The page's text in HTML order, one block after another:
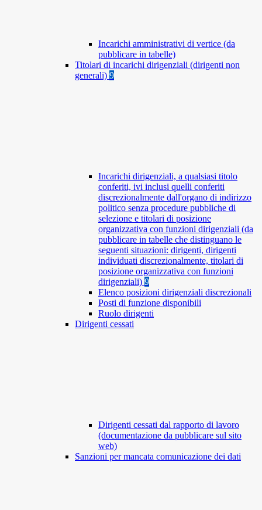
Incarichi amministrativi di vertice (da
pubblicare in tabelle)
Titolari di incarichi dirigenziali (dirigenti non
generali) 9
Incarichi dirigenziali, a qualsiasi titolo
conferiti, ivi inclusi quelli conferiti
discrezionalmente dall'organo di indirizzo
politico senza procedure pubbliche di
selezione e titolari di posizione
organizzativa con funzioni dirigenziali (da
pubblicare in tabelle che distinguano le
seguenti situazioni: dirigenti, dirigenti
individuati discrezionalmente, titolari di
posizione organizzativa con funzioni
dirigenziali) 9
Elenco posizioni dirigenziali discrezionali
Posti di funzione disponibili
Ruolo dirigenti
Dirigenti cessati
Dirigenti cessati dal rapporto di lavoro
(documentazione da pubblicare sul sito
web)
Sanzioni per mancata comunicazione dei dati